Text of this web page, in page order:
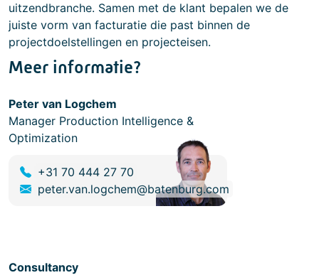
uitzendbranche. Samen met de klant bepalen we de
juiste vorm van facturatie die past binnen de
projectdoelstellingen en projecteisen.
Meer informatie?
Peter van Logchem
Manager Production Intelligence &
Optimization
+31 70 444 27 70
peter.van.logchem@batenburg.com
Consultancy